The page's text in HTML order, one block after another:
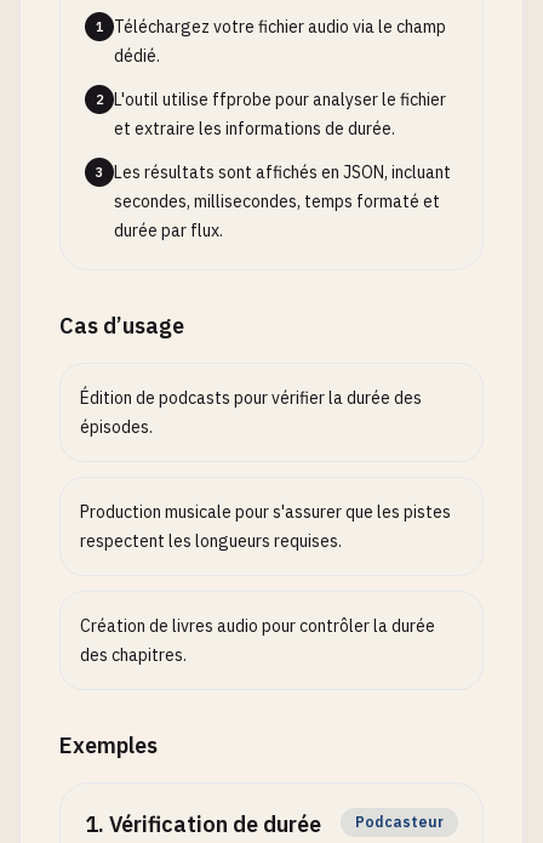
1
Téléchargez votre fichier audio via le champ
dédié.
2
L'outil utilise ffprobe pour analyser le fichier
et extraire les informations de durée.
3
Les résultats sont affichés en JSON, incluant
secondes, millisecondes, temps formaté et
durée par flux.
Cas d’usage
Édition de podcasts pour vérifier la durée des
épisodes.
Production musicale pour s'assurer que les pistes
respectent les longueurs requises.
Création de livres audio pour contrôler la durée
des chapitres.
Exemples
1. Vérification de durée
Podcasteur